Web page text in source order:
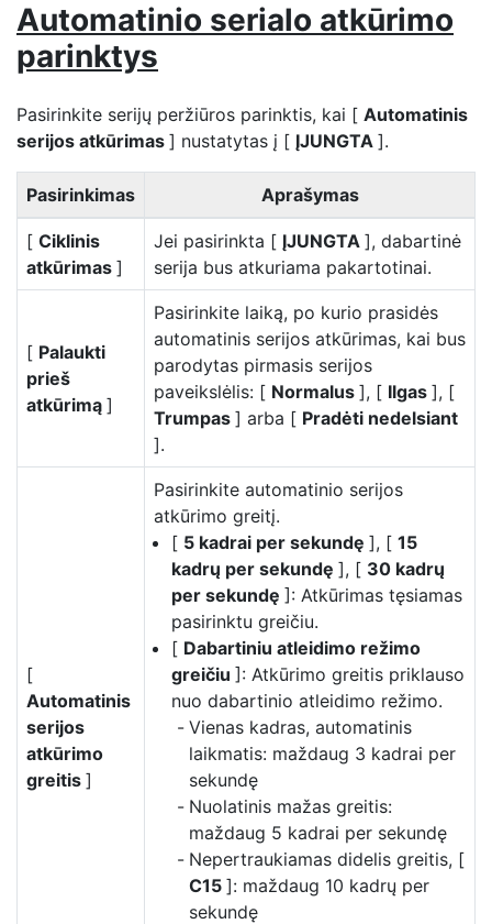
Automatinio serialo atkūrimo
parinktys
Pasirinkite serijų peržiūros parinktis, kai [ Automatinis
serijos atkūrimas ] nustatytas į [ ĮJUNGTA ].
Pasirinkimas Aprašymas
[ Ciklinis
atkūrimas ]
Jei pasirinkta [ ĮJUNGTA ], dabartinė
serija bus atkuriama pakartotinai.
[ Palaukti
prieš
atkūrimą ]
Pasirinkite laiką, po kurio prasidės
automatinis serijos atkūrimas, kai bus
parodytas pirmasis serijos
paveikslėlis: [ Normalus ], [ Ilgas ], [
Trumpas ] arba [ Pradėti nedelsiant
].
[
Automatinis
serijos
atkūrimo
greitis ]
Pasirinkite automatinio serijos
atkūrimo greitį.
[ 5 kadrai per sekundę ], [ 15
kadrų per sekundę ], [ 30 kadrų
per sekundę ]: Atkūrimas tęsiamas
pasirinktu greičiu.
[ Dabartiniu atleidimo režimo
greičiu ]: Atkūrimo greitis priklauso
nuo dabartinio atleidimo režimo.
Vienas kadras, automatinis
laikmatis: maždaug 3 kadrai per
sekundę
Nuolatinis mažas greitis:
maždaug 5 kadrai per sekundę
Nepertraukiamas didelis greitis, [
C15 ]: maždaug 10 kadrų per
sekundę